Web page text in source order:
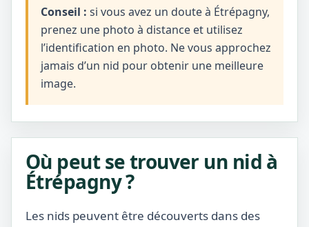
Conseil : si vous avez un doute à Étrépagny,
prenez une photo à distance et utilisez
l’identification en photo. Ne vous approchez
jamais d’un nid pour obtenir une meilleure
image.
Où peut se trouver un nid à
Étrépagny ?
Les nids peuvent être découverts dans des